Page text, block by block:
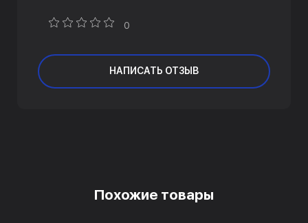
0
НАПИСАТЬ ОТЗЫВ
Похожие товары